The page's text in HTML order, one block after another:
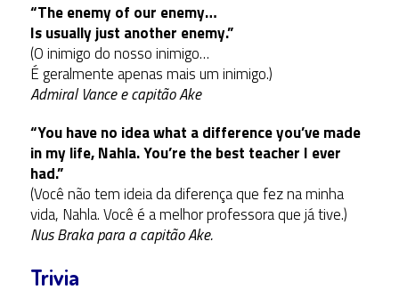
“The enemy of our enemy…
Is usually just another enemy.”
(O inimigo do nosso inimigo…
É geralmente apenas mais um inimigo.)
Admiral Vance e capitão Ake
“You have no idea what a difference you’ve made
in my life, Nahla. You’re the best teacher I ever
had.”
(Você não tem ideia da diferença que fez na minha
vida, Nahla. Você é a melhor professora que já tive.)
Nus Braka para a capitão Ake.
Trivia